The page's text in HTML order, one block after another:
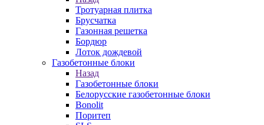
Тротуарная плитка
Брусчатка
Газонная решетка
Бордюр
Лоток дождевой
Газобетонные блоки
Назад
Газобетонные блоки
Белорусские газобетонные блоки
Bonolit
Поритеп